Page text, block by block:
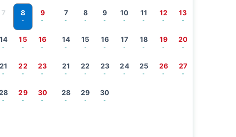
7 8
-
9
-
14
-
15
-
16
-
21
-
22
-
23
-
-
29
-
30
-
7
-
8
-
9
-
10
-
11
-
12
-
13
-
14
-
15
-
16
-
17
-
18
-
19
-
20
-
21
-
22
-
23
-
24
-
25
-
26
-
27
-
28
-
29
-
30
-